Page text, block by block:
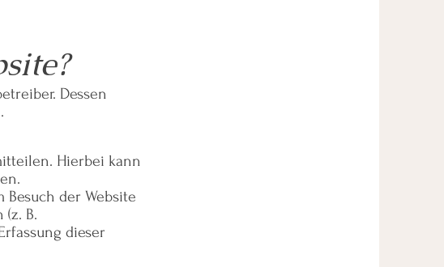
Dessen
Hierbei kann
der Website
B.
dieser